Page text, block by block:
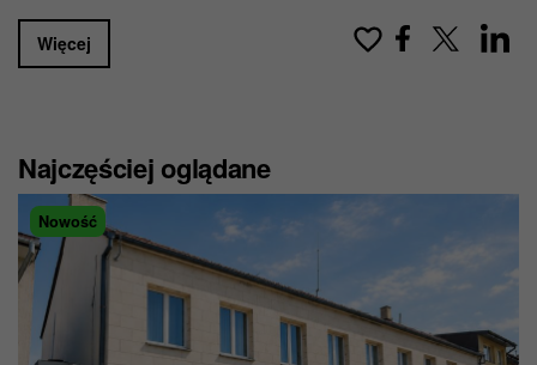
Więcej
Najczęściej oglądane
Nowość